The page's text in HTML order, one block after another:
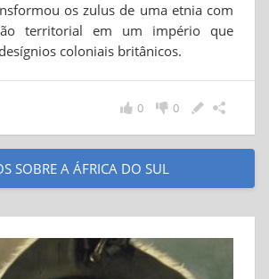
os zulus de uma etnia com
territorial em um império que
coloniais britânicos.
0
0
SOBRE A ÁFRICA DO SUL